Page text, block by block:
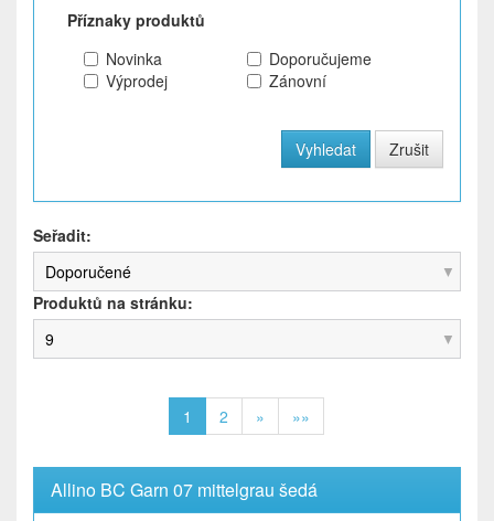
Příznaky produktů
Novinka
Doporučujeme
Výprodej
Zánovní
Seřadit:
Doporučené
Produktů na stránku:
9
1 2 » »»
Allino BC Garn 07 mittelgrau šedá